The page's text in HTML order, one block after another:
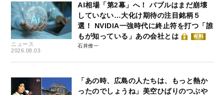
ニュース
2026.08.03
AI相場「第2幕」へ！ バブルはまだ崩壊
していない…大化け期待の注目銘柄５
選！ NVIDIA一強時代に終止符を打つ「誰
もが知っている」あの会社とは
有料
石井僚一
「あの時、広島の人たちは、もっと熱か
ったのでしょうね」美空ひばりのつぶや